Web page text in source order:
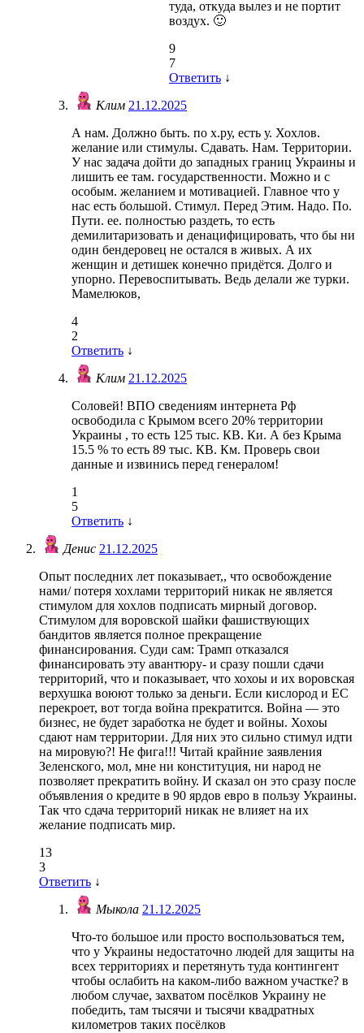
туда, откуда вылез и не портит
воздух. 🙂
9
7
Ответить ↓
Клим 21.12.2025
А нам. Должно быть. по х.ру, есть у. Хохлов.
желание или стимулы. Сдавать. Нам. Территории.
У нас задача дойти до западных границ Украины и
лишить ее там. государственности. Можно и с
особым. желанием и мотивацией. Главное что у
нас есть большой. Стимул. Перед Этим. Надо. По.
Пути. ее. полностью раздеть, то есть
демилитаризовать и денацифицировать, что бы ни
один бендеровец не остался в живых. А их
женщин и детишек конечно придётся. Долго и
упорно. Перевоспитывать. Ведь делали же турки.
Мамелюков,
4
2
Ответить ↓
Клим 21.12.2025
Соловей! ВПО сведениям интернета Рф
освободила с Крымом всего 20% территории
Украины , то есть 125 тыс. КВ. Ки. А без Крыма
15.5 % то есть 89 тыс. КВ. Км. Проверь свои
данные и извинись перед генералом!
1
5
Ответить ↓
Денис 21.12.2025
Опыт последних лет показывает,, что освобождение
нами/ потеря хохлами территорий никак не является
стимулом для хохлов подписать мирный договор.
Стимулом для воровской шайки фашиствующих
бандитов является полное прекращение
финансирования. Суди сам: Трамп отказался
финансировать эту авантюру- и сразу пошли сдачи
территорий, что и показывает, что хохоы и их воровская
верхушка воюют только за деньги. Если кислород и ЕС
перекроет, вот тогда война прекратится. Война — это
бизнес, не будет заработка не будет и войны. Хохоы
сдают нам территории. Для них это сильно стимул идти
на мировую?! Не фига!!! Читай крайние заявления
Зеленского, мол, мне ни конституция, ни народ не
позволяет прекратить войну. И сказал он это сразу после
объявления о кредите в 90 ярдов евро в пользу Украины.
Так что сдача территорий никак не влияет на их
желание подписать мир.
13
3
Ответить ↓
Мыкола 21.12.2025
Что-то большое или просто воспользоваться тем,
что у Украины недостаточно людей для защиты на
всех территориях и перетянуть туда контингент
чтобы ослабить на каком-либо важном участке? в
любом случае, захватом посёлков Украину не
победить, там тысячи и тысячи квадратных
километров таких посёлков